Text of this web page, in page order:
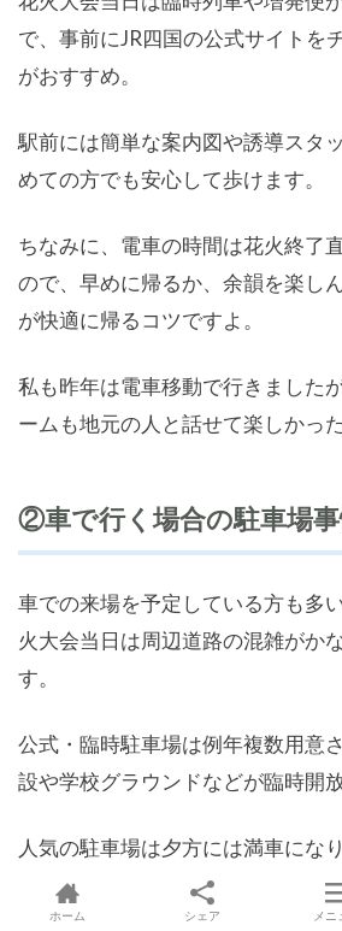
で、事前にJR四国の公式サイトを
がおすすめ。
駅前には簡単な案内図や誘導スタ
めての方でも安心して歩けます。
ちなみに、電車の時間は花火終了
ので、早めに帰るか、余韻を楽し
が快適に帰るコツですよ。
私も昨年は電車移動で行きました
ームも地元の人と話せて楽しかっ
②車で行く場合の駐車場
車での来場を予定している方も多
火大会当日は周辺道路の混雑がか
す。
公式・臨時駐車場は例年複数用意
設や学校グラウンドなどが臨時開
人気の駐車場は夕方には満車にな
の到着がベターです。
ホーム シェア メニ